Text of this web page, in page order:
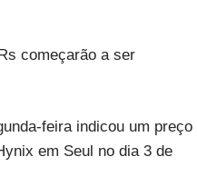
começarão a ser
feira indicou um preço
em Seul no dia 3 de